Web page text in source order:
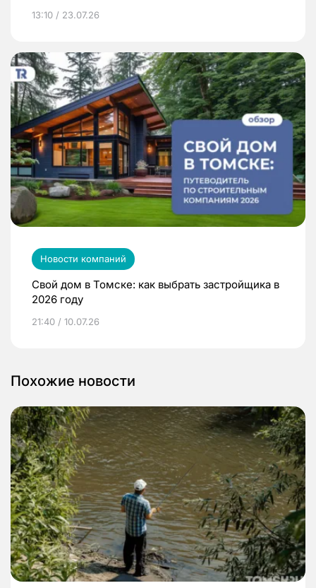
13:10 / 23.07.26
Новости компаний
Свой дом в Томске: как выбрать застройщика в
2026 году
21:40 / 10.07.26
Похожие новости